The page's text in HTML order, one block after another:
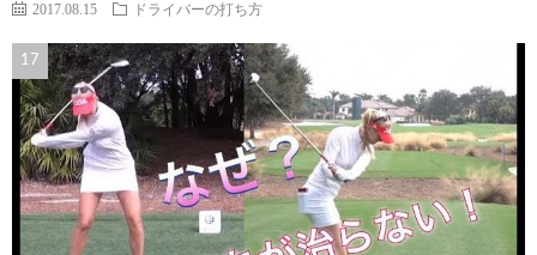
2017.08.15 ドライバーの打ち方